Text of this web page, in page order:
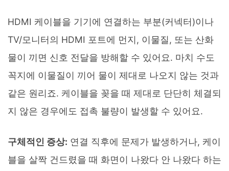
HDMI 케이블을 기기에 연결하는 부분(커넥터)이나
TV/모니터의 HDMI 포트에 먼지, 이물질, 또는 산화
물이 끼면 신호 전달을 방해할 수 있어요. 마치 수도
꼭지에 이물질이 끼어 물이 제대로 나오지 않는 것과
같은 원리죠. 케이블을 꽂을 때 제대로 단단히 체결되
지 않은 경우에도 접촉 불량이 발생할 수 있어요.
구체적인 증상: 연결 직후에 문제가 발생하거나, 케이
블을 살짝 건드렸을 때 화면이 나왔다 안 나왔다 하는